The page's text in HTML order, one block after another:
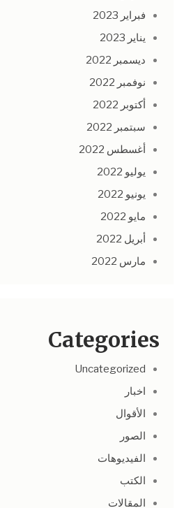
فبراير 2023
يناير 2023
ديسمبر 2022
نوفمبر 2022
أكتوبر 2022
سبتمبر 2022
أغسطس 2022
يوليو 2022
يونيو 2022
مايو 2022
أبريل 2022
مارس 2022
Categories
Uncategorized
اخبار
الأقوال
الصور
الفيديوهات
الكتب
المقالات